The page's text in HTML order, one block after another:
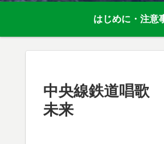
はじめに・注意
中央線鉄道唱
未来